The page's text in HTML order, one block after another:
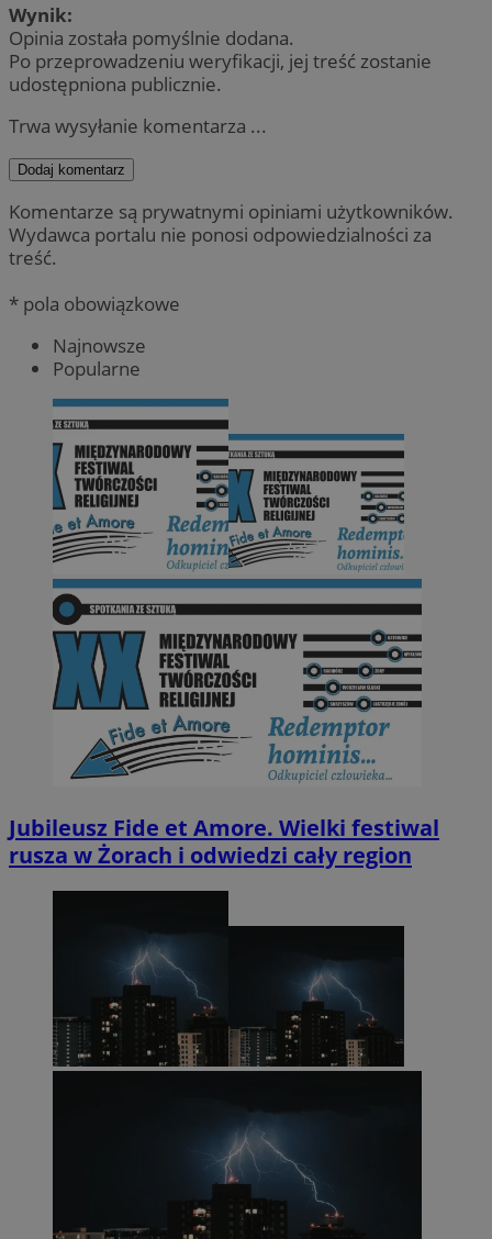
Wynik:
Opinia została pomyślnie dodana.
Po przeprowadzeniu weryfikacji, jej treść zostanie
udostępniona publicznie.
Trwa wysyłanie komentarza ...
Dodaj komentarz
Komentarze są prywatnymi opiniami użytkowników.
Wydawca portalu nie ponosi odpowiedzialności za
treść.
* pola obowiązkowe
Najnowsze
Popularne
Jubileusz Fide et Amore. Wielki festiwal
rusza w Żorach i odwiedzi cały region